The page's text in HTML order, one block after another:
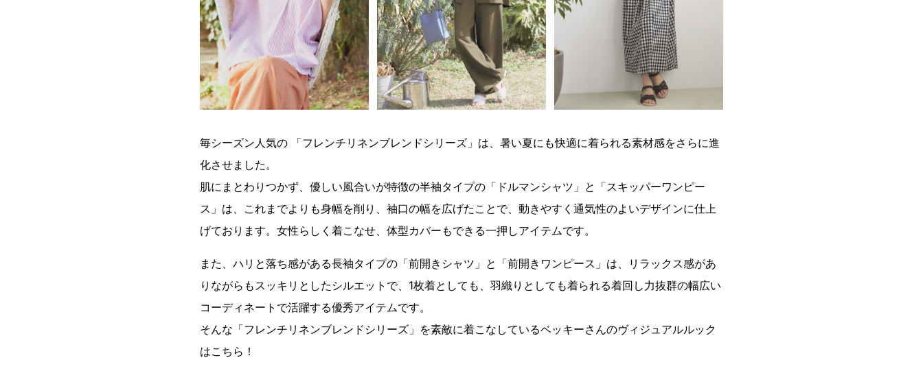
毎シーズン人気の 「フレンチリネンブレンドシリーズ」は、暑い夏にも快適に着られる素材感をさらに進
化させました。
肌にまとわりつかず、優しい風合いが特徴の半袖タイプの「ドルマンシャツ」と「スキッパーワンピー
ス」は、これまでよりも身幅を削り、袖口の幅を広げたことで、動きやすく通気性のよいデザインに仕上
げております。女性らしく着こなせ、体型カバーもできる一押しアイテムです。
また、ハリと落ち感がある長袖タイプの「前開きシャツ」と「前開きワンピース」は、リラックス感があ
りながらもスッキリとしたシルエットで、1枚着としても、羽織りとしても着られる着回し力抜群の幅広い
コーディネートで活躍する優秀アイテムです。
そんな「フレンチリネンブレンドシリーズ」を素敵に着こなしているベッキーさんのヴィジュアルルック
はこちら！